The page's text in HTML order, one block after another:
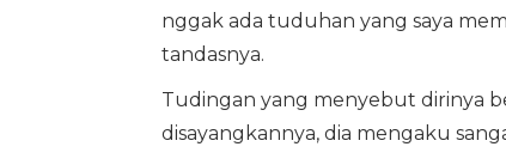
nggak ada tuduhan yang saya
tandasnya.
Tudingan yang menyebut dirinya
disayangkannya, dia mengaku